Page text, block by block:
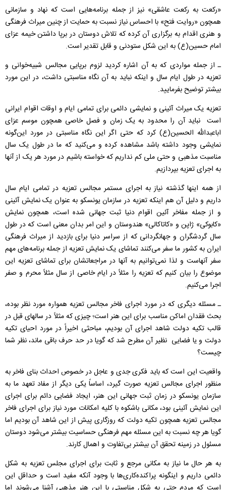
«رکعت به رکعت عاشقی» نیز از جمله برنامه‌هایی است که نهاد و سازمانی
همچون «روایت فتح» با احساس نیاز نسبت به حمایت از چنین میراث فرهنگی
و هنری اقدام به برگزاری آن کرده که تلاش دوستان در برپا داشتن خیمه عزای
امام حسین(ع) به این شکل ستودنی و قابل تقدیر است.
ـ از جمله مواردی که به آن اشاره کردید لزوم برپایی مجالس شبیه‌خوانی و
تعزیه در طول ایام سال و اینکه نباید به آن نگاه مناسبتی داشت، در این مورد
بیشتر توضیح بفرمایید.
تعزیه یک میراث آئینی و نمایشی دائمی برای تمامی ایام و اوقات اقوام ایرانی
است نباید آن را محدود به یک زمان و فصل خاصی همچون موسم عزای
اباعبدالله الحسین(ع) کرد که حتی اگر این نگاه مناسبتی در مورد این‌گونه
نمایشی وجود داشته باشد مشاهده کرده و می‌کنید که ما در طول یک سال
مناسبت مذهبی و حتی ملی کم نداریم که خواسته باشیم در مورد هر یک از آنها
به اجرای تعزیه بپردازیم.
از همه اینها گذشته نیاز به اجرای مستمر مجالس تعزیه در تمامی ایام سال
داریم و دلیل آن هم اینکه تعزیه در سازمان یونسکو به عنوان یک نمایش آئینی
و از جمله مفاخر آئین اقوام دنیا ثبت جهانی شده است، همچون نمایش
«کابوکی» ژاپن و «کاتاکالی» هندوستان و این امر بدان معنی است که در طول
سال گردشگران و جهانگردانی که از سراسر دنیا برای بازدید از میراث فرهنگی
ایران به کشور ما سفر می‌کنند تماشای یک نمایش تعزیه از جمله برنامه‌های مهم
سفر آنهاست و لذا نمی‌توانیم به آنها در مراجعاتشان برای تماشای تعزیه این
موضوع را بیان کنیم که تعزیه را مثلاً در ایام خاصی از سال مثلاً محرم و صفر
اجرا می‌کنیم.
ـ مسئله دیگری که در مورد اجرای فاخر مجالس تعزیه همواره مورد نظر بوده،
بحث فقدان اماکن مناسب برای این هنر است؛ چیزی که مثلاً در سالهای قبل در
قالب تکیه دولت شاهد اجرای آن بودیم، مباحثی اخیراً در مورد احیای تکیه
دولت و یا فضایی نظیر آن مطرح شد که گویا در حد حرف باقی ماند، نظر شما
چیست؟
واقعیت این است که باید فکری جدی و عاجل در خصوص احداث بنای فاخر به
منظور اجرای مجالس تعزیه صورت گیرد، اساساً یکی دیگر از مفاد تعهد ما به
سازمان یونسکو در زمان ثبت جهانی این هنر، ایجاد فضایی دائم برای اجرای
این نمایش آئینی بود، مکانی باشکوه با کلیه امکانات مورد نیاز برای اجرای فاخر
مجالس تعزیه همچون تکیه دولت که روزگاری پیش از این شاهد آن بودیم اما
گویا هر چه نسبت به این مسئله مهم فرهنگی حساسیت بیشتر می‌شود دوستان
مسئول در زمینه تحقق آن بیشتر بی‌تفاوت و اهمال کارند.
به هر حال ما نیاز به مکانی مرجع و ثابت برای اجرای مجلس تعزیه به شکل
دائمی داریم و اینگونه پراکنده‌کاری‌ها با وجود آنکه مفید است و حداقل این